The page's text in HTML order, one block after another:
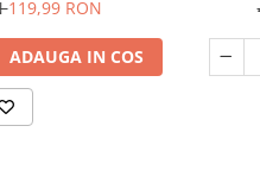
119,99 RON
ADAUGA IN COS